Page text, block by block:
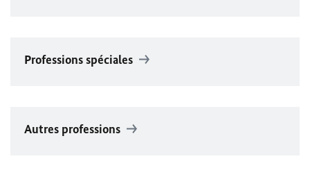
Professions spéciales
Autres professions